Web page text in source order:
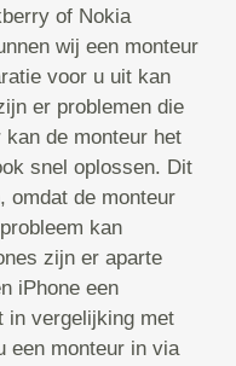
of Nokia
wij een monteur
voor u uit kan
er problemen die
de monteur het
snel oplossen. Dit
omdat de monteur
kan
zijn er aparte
iPhone een
in vergelijking met
een monteur in via